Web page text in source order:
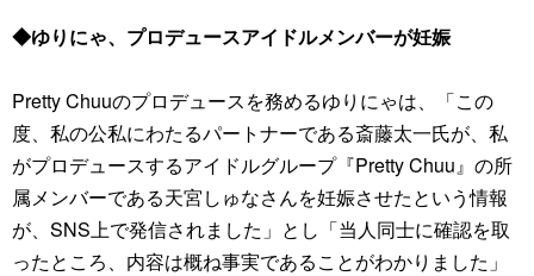
◆ゆりにゃ、プロデュースアイドルメンバーが妊娠
Pretty Chuuのプロデュースを務めるゆりにゃは、「この
度、私の公私にわたるパートナーである斎藤太一氏が、私
がプロデュースするアイドルグループ『Pretty Chuu』の所
属メンバーである天宮しゅなさんを妊娠させたという情報
が、SNS上で発信されました」とし「当人同士に確認を取
ったところ、内容は概ね事実であることがわかりました」